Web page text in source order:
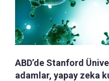
ABD’de Stanford
adamlar, yapay zeka